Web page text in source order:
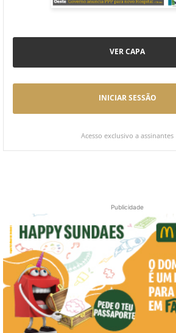
VER CAPA
INICIAR SESSÃO
Acesso exclusivo a assinantes
Publicidade